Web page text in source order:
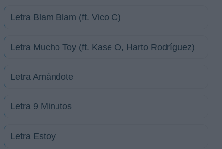
Letra Blam Blam (ft. Vico C)
Letra Mucho Toy (ft. Kase O, Harto Rodríguez)
Letra Amándote
Letra 9 Minutos
Letra Estoy